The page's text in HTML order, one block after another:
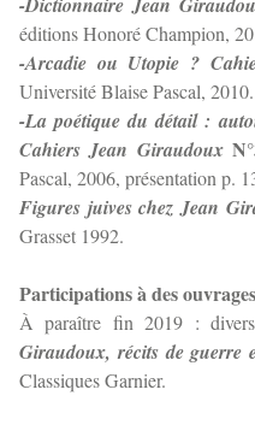
éditions Honoré Champion,
-Arcadie ou Utopie ?
Université Blaise Pascal, 2010.
-La poétique du détail :
Cahiers Jean Giraudoux
Pascal, 2006, présentation p.
Figures juives chez Jean
Grasset 1992.
Participations à des
À paraître fin 2019 :
Giraudoux, récits de guerre
Classiques Garnier.